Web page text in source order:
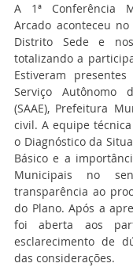
A 1ª Conferência
Arcado aconteceu
Distrito Sede e
totalizando a
Estiveram
Serviço Autônomo
(SAAE), Prefeitura
civil. A equipe
o Diagnóstico da
Básico e a
Municipais no
transparência ao
do Plano. Após a
foi aberta aos
esclarecimento de
das considerações.